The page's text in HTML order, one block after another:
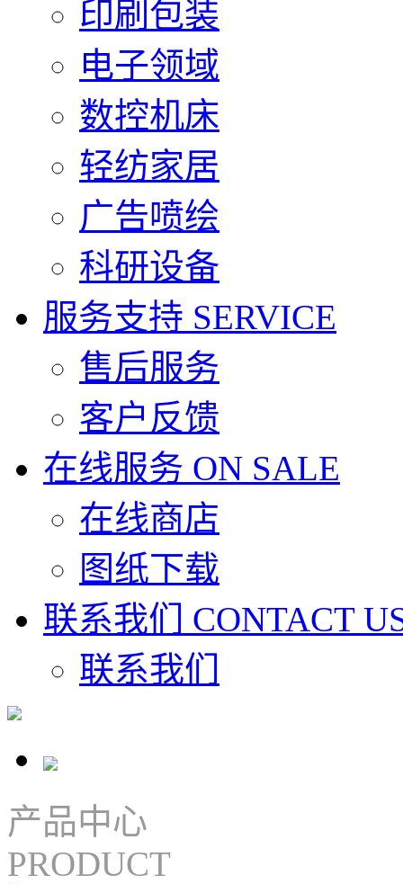
印刷包装
电子领域
数控机床
轻纺家居
广告喷绘
科研设备
服务支持 SERVICE
售后服务
客户反馈
在线服务 ON SALE
在线商店
图纸下载
联系我们
CONTACT
联系我们
产品中心
PRODUCT